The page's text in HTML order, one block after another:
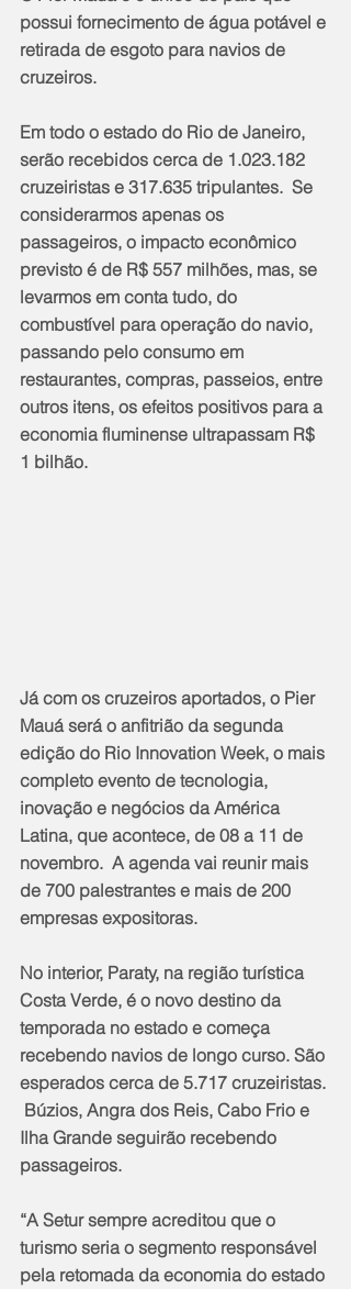
possui fornecimento de água potável e
retirada de esgoto para navios de
cruzeiros.
Em todo o estado do Rio de Janeiro,
serão recebidos cerca de 1.023.182
cruzeiristas e 317.635 tripulantes.  Se
considerarmos apenas os
passageiros, o impacto econômico
previsto é de R$ 557 milhões, mas, se
levarmos em conta tudo, do
combustível para operação do navio,
passando pelo consumo em
restaurantes, compras, passeios, entre
outros itens, os efeitos positivos para a
economia fluminense ultrapassam R$
1 bilhão.
Já com os cruzeiros aportados, o Pier
Mauá será o anfitrião da segunda
edição do Rio Innovation Week, o mais
completo evento de tecnologia,
inovação e negócios da América
Latina, que acontece, de 08 a 11 de
novembro.  A agenda vai reunir mais
de 700 palestrantes e mais de 200
empresas expositoras.
No interior, Paraty, na região turística
Costa Verde, é o novo destino da
temporada no estado e começa
recebendo navios de longo curso. São
esperados cerca de 5.717 cruzeiristas.
Búzios, Angra dos Reis, Cabo Frio e
Ilha Grande seguirão recebendo
passageiros.
“A Setur sempre acreditou que o
turismo seria o segmento responsável
pela retomada da economia do estado